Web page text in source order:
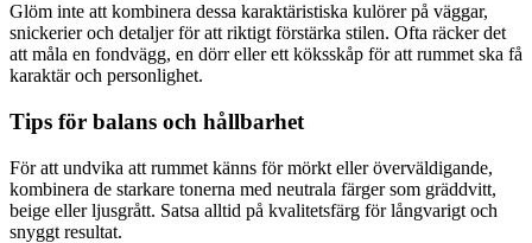
Glöm inte att kombinera dessa karaktäristiska kulörer på väggar,
snickerier och detaljer för att riktigt förstärka stilen. Ofta räcker det
att måla en fondvägg, en dörr eller ett köksskåp för att rummet ska få
karaktär och personlighet.
Tips för balans och hållbarhet
För att undvika att rummet känns för mörkt eller överväldigande,
kombinera de starkare tonerna med neutrala färger som gräddvitt,
beige eller ljusgrått. Satsa alltid på kvalitetsfärg för långvarigt och
snyggt resultat.